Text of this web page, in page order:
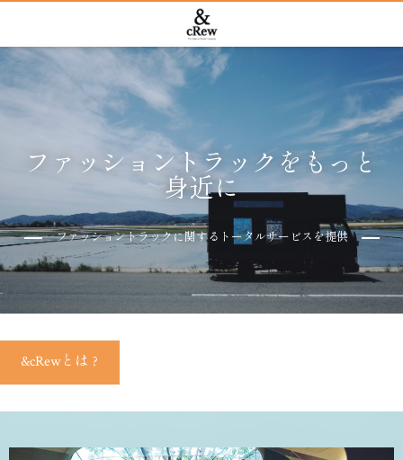
ファッショントラックをもっと
身近に
ファッショントラックに関するトータルサービスを提供
&cRewとは ?